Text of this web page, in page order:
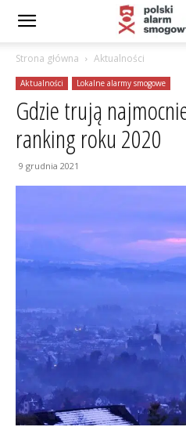
Strona główna Aktualności
Aktualności Lokalne alarmy smogowe
Gdzie trują
ranking roku 2020
9 grudnia 2021